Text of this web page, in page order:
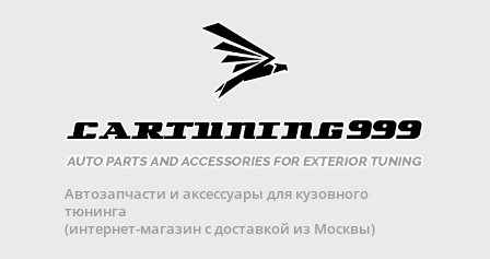
Автозапчасти и аксессуары для кузовного
тюнинга
(интернет-магазин с доставкой из Москвы)